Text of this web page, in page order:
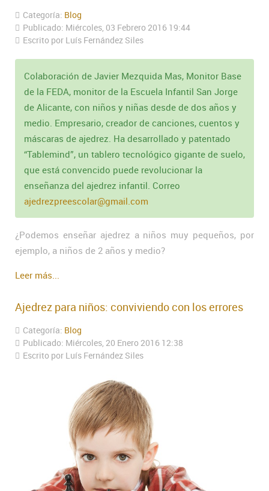
Categoría: Blog
Publicado: Miércoles, 03 Febrero 2016 19:44
Escrito por Luís Fernández Siles
Colaboración de Javier Mezquida Mas, Monitor Base
de la FEDA, monitor de la Escuela Infantil San Jorge
de Alicante, con niños y niñas desde de dos años y
medio. Empresario, creador de canciones, cuentos y
máscaras de ajedrez. Ha desarrollado y patentado
“Tablemind”, un tablero tecnológico gigante de suelo,
que está convencido puede revolucionar la
enseñanza del ajedrez infantil. Correo
ajedrezpreescolar@gmail.com
¿Podemos enseñar ajedrez a niños muy pequeños, por
ejemplo, a niños de 2 años y medio?
Leer más...
Ajedrez para niños: conviviendo con los errores
Categoría: Blog
Publicado: Miércoles, 20 Enero 2016 12:38
Escrito por Luís Fernández Siles